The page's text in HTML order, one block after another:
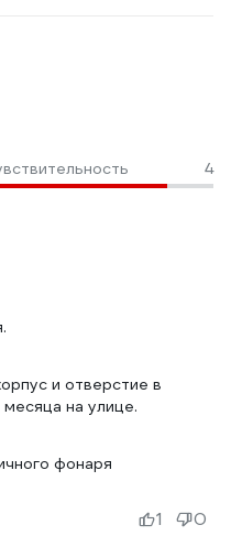
4
и отверстие в
на улице.
фонаря
1 0